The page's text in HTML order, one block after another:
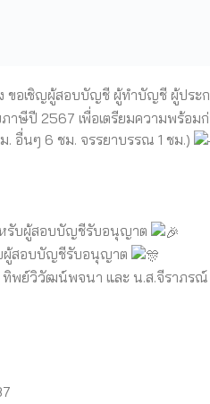
ขอเชิญผู้สอบบัญชี ผู้ทำบัญชี ผู้ประ
ภาษีปี 2567 เพื่อเตรียมความพร้อม
. อื่นๆ 6 ชม. จรรยาบรรณ 1 ชม.)
หรับผู้สอบบัญชีรับอนุญาต
ผู้สอบบัญชีรับอนุญาต
ทิพย์วิวัฒน์พจนา และ น.ส.จีราภร